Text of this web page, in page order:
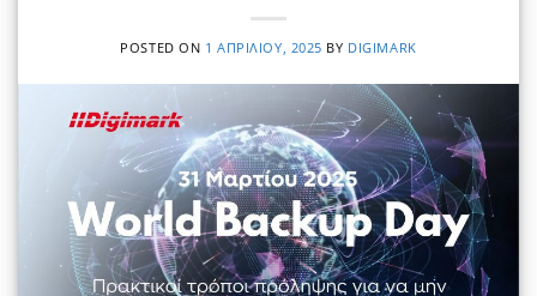
POSTED ON 1 ΑΠΡΙΛΊΟΥ, 2025 BY DIGIMARK